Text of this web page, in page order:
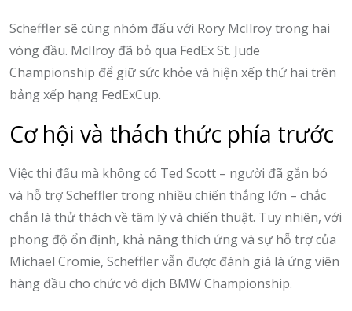
Scheffler sẽ cùng nhóm đấu với Rory McIlroy trong hai
vòng đầu. McIlroy đã bỏ qua FedEx St. Jude
Championship để giữ sức khỏe và hiện xếp thứ hai trên
bảng xếp hạng FedExCup.
Cơ hội và thách thức phía trước
Việc thi đấu mà không có Ted Scott – người đã gắn bó
và hỗ trợ Scheffler trong nhiều chiến thắng lớn – chắc
chắn là thử thách về tâm lý và chiến thuật. Tuy nhiên, với
phong độ ổn định, khả năng thích ứng và sự hỗ trợ của
Michael Cromie, Scheffler vẫn được đánh giá là ứng viên
hàng đầu cho chức vô địch BMW Championship.